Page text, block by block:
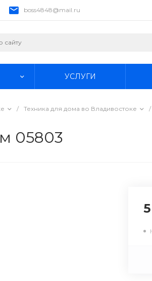
boss4848@mail.ru
УСЛУГИ
/ Техника для дома во Владивостоке /
05803